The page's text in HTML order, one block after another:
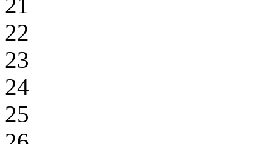
22
23
24
25